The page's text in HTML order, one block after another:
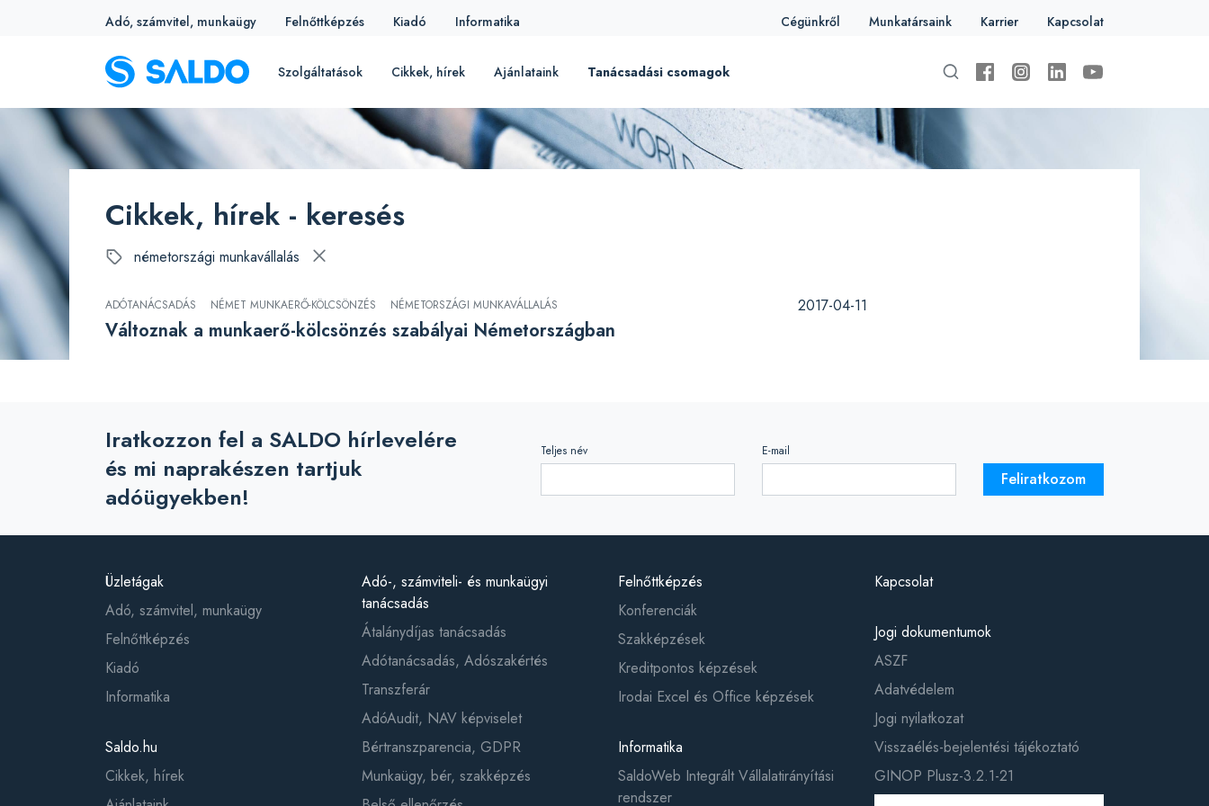
Adó, számvitel, munkaügy Felnőttképzés Kiadó Informatika Cégünkről Munkatársaink Karrier Kapcsolat
Szolgáltatások Cikkek, hírek Ajánlataink Tanácsadási csomagok
Cikkek, hírek - keresés
németországi munkavállalás
ADÓTANÁCSADÁS NÉMET MUNKAERŐ-KÖLCSÖNZÉS NÉMETORSZÁGI MUNKAVÁLLALÁS
Változnak a munkaerő-kölcsönzés szabályai Németországban
2017-04-11
Iratkozzon fel a SALDO hírlevelére
és mi naprakészen tartjuk
adóügyekben!
Teljes név E-mail
Feliratkozom
Üzletágak
Adó, számvitel, munkaügy
Felnőttképzés
Kiadó
Informatika
Saldo.hu
Cikkek, hírek
Adó-, számviteli- és munkaügyi
tanácsadás
Átalánydíjas tanácsadás
Adótanácsadás, Adószakértés
Transzferár
AdóAudit, NAV képviselet
Bértranszparencia, GDPR
Munkaügy, bér, szakképzés
Felnőttképzés
Konferenciák
Szakképzések
Kreditpontos képzések
Irodai Excel és Office képzések
Informatika
SaldoWeb Integrált Vállalatirányítási
rendszer
Kapcsolat
Jogi dokumentumok
ASZF
Adatvédelem
Jogi nyilatkozat
Visszaélés-bejelentési tájékoztató
GINOP Plusz-3.2.1-21